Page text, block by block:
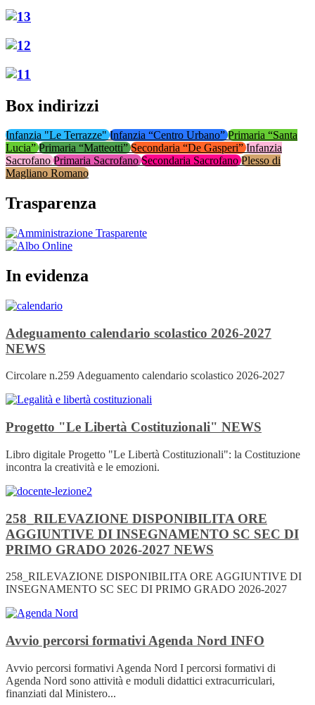
Box indirizzi
Infanzia "Le Terrazze"Infanzia “Centro Urbano”Primaria “Santa
Lucia”Primaria “Matteotti”Secondaria “De Gasperi”Infanzia
SacrofanoPrimaria SacrofanoSecondaria SacrofanoPlesso di
Magliano Romano
Trasparenza
In evidenza
Adeguamento calendario scolastico 2026-2027
NEWS
Circolare n.259 Adeguamento calendario scolastico 2026-2027
Progetto "Le Libertà Costituzionali" NEWS
Libro digitale Progetto "Le Libertà Costituzionali": la Costituzione
incontra la creatività e le emozioni.
258_RILEVAZIONE DISPONIBILITA ORE
AGGIUNTIVE DI INSEGNAMENTO SC SEC DI
PRIMO GRADO 2026-2027 NEWS
258_RILEVAZIONE DISPONIBILITA ORE AGGIUNTIVE DI
INSEGNAMENTO SC SEC DI PRIMO GRADO 2026-2027
Avvio percorsi formativi Agenda Nord INFO
Avvio percorsi formativi Agenda Nord I percorsi formativi di
Agenda Nord sono attività e moduli didattici extracurriculari,
finanziati dal Ministero...